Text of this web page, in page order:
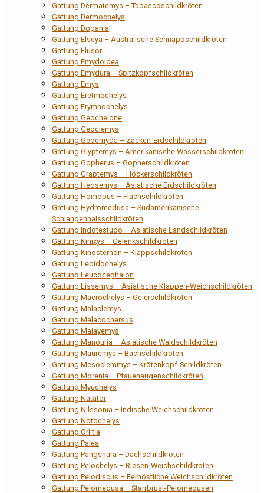
Gattung Dermatemys – Tabascoschildkröten
Gattung Dermochelys
Gattung Dogania
Gattung Elseya – Australische Schnappschildkröten
Gattung Elusor
Gattung Emydoidea
Gattung Emydura – Spitzkopfschildkröten
Gattung Emys
Gattung Eretmochelys
Gattung Erymnochelys
Gattung Geochelone
Gattung Geoclemys
Gattung Geoemyda – Zacken-Erdschildkröten
Gattung Glyptemys – Amerikanische Wasserschildkröten
Gattung Gopherus – Gopherschildkröten
Gattung Graptemys – Höckerschildkröten
Gattung Heosemys – Asiatische Erdschildkröten
Gattung Homopus – Flachschildkröten
Gattung Hydromedusa – Südamerikanische
Schlangenhalsschildkröten
Gattung Indotestudo – Asiatische Landschildkröten
Gattung Kinixys – Gelenkschildkröten
Gattung Kinosternon – Klappschildkröten
Gattung Lepidochelys
Gattung Leucocephalon
Gattung Lissemys – Asiatische Klappen-Weichschildkröten
Gattung Macrochelys – Geierschildkröten
Gattung Malaclemys
Gattung Malacochersus
Gattung Malayemys
Gattung Manouria – Asiatische Waldschildkröten
Gattung Mauremys – Bachschildkröten
Gattung Mesoclemmys – Krötenkopf-Schildkröten
Gattung Morenia – Pfauenaugenschildkröten
Gattung Myuchelys
Gattung Natator
Gattung Nilssonia – Indische Weichschildkröten
Gattung Notochelys
Gattung Orlitia
Gattung Palea
Gattung Pangshura – Dachschildkröten
Gattung Pelochelys – Riesen-Weichschildkröten
Gattung Pelodiscus – Fernöstliche Weichschildkröten
Gattung Pelomedusa – Starrbrust-Pelomedusen